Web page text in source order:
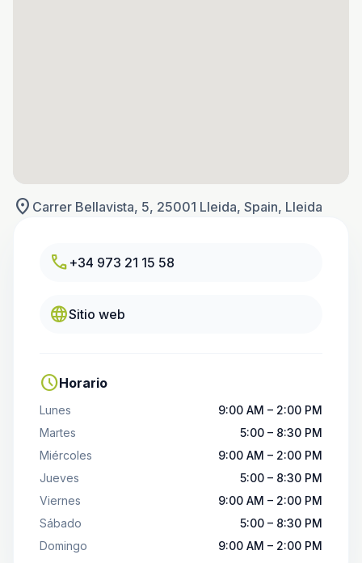
location_on Carrer Bellavista, 5, 25001 Lleida, Spain, Lleida
call +34 973 21 15 58
languageSitio web
scheduleHorario
Lunes
9:00 AM – 2:00 PM
Martes
5:00 – 8:30 PM
Miércoles
9:00 AM – 2:00 PM
Jueves
5:00 – 8:30 PM
Viernes
9:00 AM – 2:00 PM
Sábado
5:00 – 8:30 PM
Domingo
9:00 AM – 2:00 PM